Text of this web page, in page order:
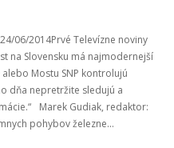
06/2014Prvé Televízne noviny
na Slovensku má najmodernejší
Mostu SNP kontrolujú
dňa nepretržite sledujú a
Marek Gudiak, redaktor:
pohybov železne...